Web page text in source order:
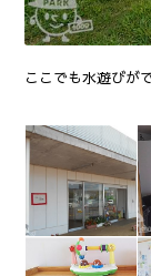
ここでも水遊びが